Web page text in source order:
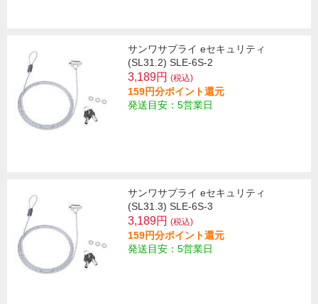
サンワサプライ eセキュリティ
(SL31.2) SLE-6S-2
3,189円 (税込)
159円分ポイント還元
発送目安：5営業日
サンワサプライ eセキュリティ
(SL31.3) SLE-6S-3
3,189円 (税込)
159円分ポイント還元
発送目安：5営業日